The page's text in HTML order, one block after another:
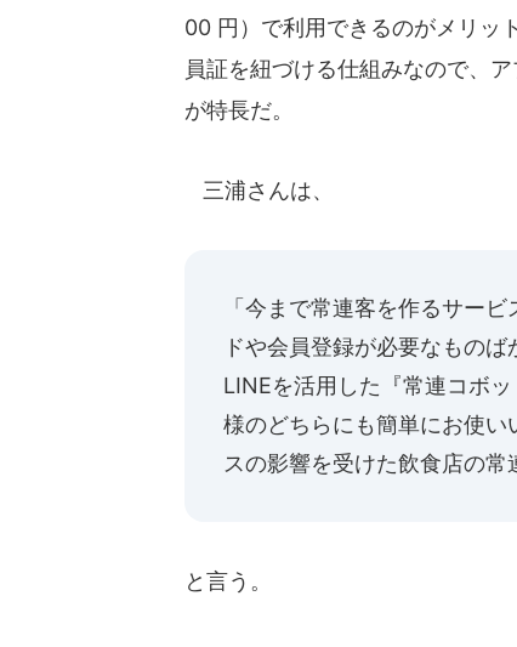
00 円）で利用できるのがメリッ
員証を紐づける仕組みなので、
が特長だ。
三浦さんは、
「今まで常連客を作るサー
ドや会員登録が必要なもの
LINEを活用した『常連コボ
様のどちらにも簡単にお使
スの影響を受けた飲食店の常
と言う。